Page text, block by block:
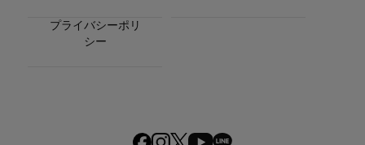
プライバシーポリ
シー